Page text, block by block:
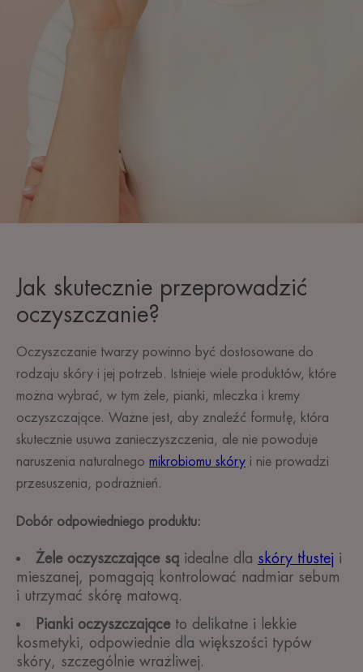
Jak skutecznie przeprowadzić
oczyszczanie?
Oczyszczanie twarzy powinno być dostosowane do
rodzaju skóry i jej potrzeb. Istnieje wiele produktów, które
można wybrać, w tym żele, pianki, mleczka i kremy
oczyszczające. Ważne jest, aby znaleźć formułę, która
skutecznie usuwa zanieczyszczenia, ale nie powoduje
naruszenia naturalnego mikrobiomu skóry i nie prowadzi
przesuszenia, podrażnień.
Dobór odpowiedniego produktu:
Żele oczyszczające są idealne dla skóry tłustej i
mieszanej, pomagają kontrolować nadmiar sebum
i utrzymać skórę matową.
Pianki oczyszczające to delikatne i lekkie
kosmetyki, odpowiednie dla większości typów
skóry, szczególnie wrażliwej.